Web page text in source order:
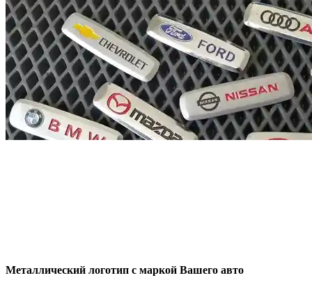
Металлический логотип с маркой Вашего авто